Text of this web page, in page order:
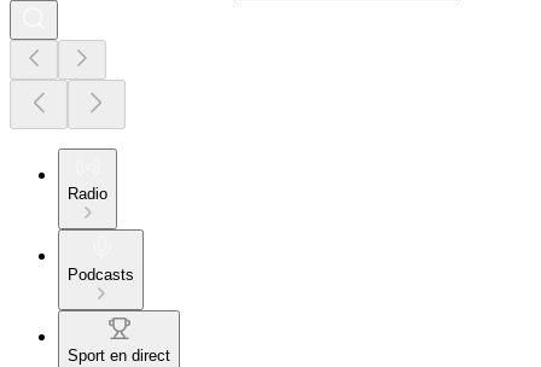
Radio
Podcasts
Sport en direct